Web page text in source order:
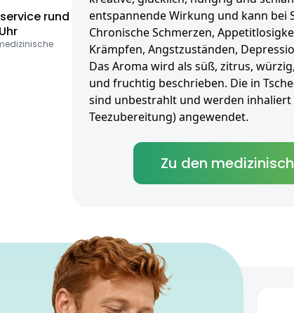
rund
entspannende Wirkung und kann bei
Chronische Schmerzen,
Krämpfen, Angstzuständen,
Das Aroma wird als süß, zitrus,
und fruchtig beschrieben. Die in
sind unbestrahlt und werden inhaliert
Teezubereitung) angewendet.
Zu den